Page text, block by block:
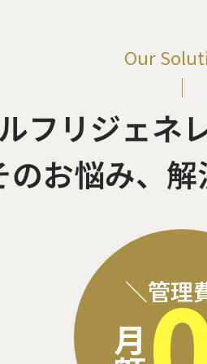
Our
フリジェネ
のお悩み、
＼管理
月